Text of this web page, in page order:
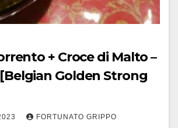
+ Croce di Malto –
Golden Strong
FORTUNATO GRIPPO